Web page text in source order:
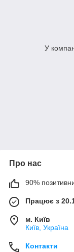
У
Про нас
90%
Працює з
м. Київ
Київ, Україна
Контакти